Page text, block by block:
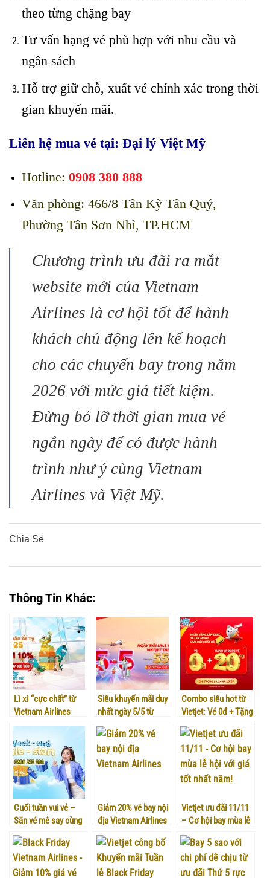
theo từng chặng bay
Tư vấn hạng vé phù hợp với nhu cầu và
ngân sách
Hỗ trợ giữ chỗ, xuất vé chính xác trong thời
gian khuyến mãi.
Liên hệ mua vé tại: Đại lý Việt Mỹ
Hotline: 0908 380 888
Văn phòng: 466/8 Tân Kỳ Tân Quý,
Phường Tân Sơn Nhì, TP.HCM
Chương trình ưu đãi ra mắt
website mới của Vietnam
Airlines là cơ hội tốt để hành
khách chủ động lên kế hoạch
cho các chuyến bay trong năm
2026 với mức giá tiết kiệm.
Đừng bỏ lỡ thời gian mua vé
ngắn ngày để có được hành
trình như ý cùng Vietnam
Airlines và Việt Mỹ.
Chia Sẻ
Thông Tin Khác:
Lì xì “cực chất” từ
Vietnam Airlines
trong 3 ngày đầu
năm mới
Siêu khuyến mãi duy
nhất ngày 5/5 từ
Vietjet Air!
Combo siêu hot từ
Vietjet: Vé 0đ + Tặng
hành lý
Cuối tuần vui vẻ –
Săn vé mê say cùng
Vietnam Airlines
Giảm 20% vé bay nội
địa Vietnam Airlines
Chào Thu 2025
Vietjet ưu đãi 11/11
– Cơ hội bay mùa lễ
hội với giá tốt nhất
năm!